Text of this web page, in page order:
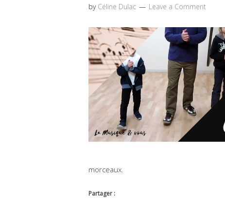
by Céline Dulac Leave a Comment
morceaux.
Partager :